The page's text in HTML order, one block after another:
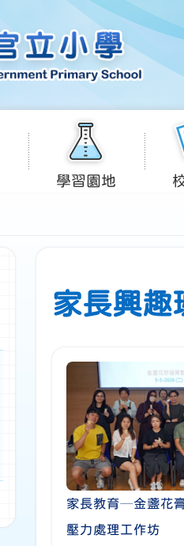
學習園地
家長興
家長教育─金盞花
壓力處理工作坊